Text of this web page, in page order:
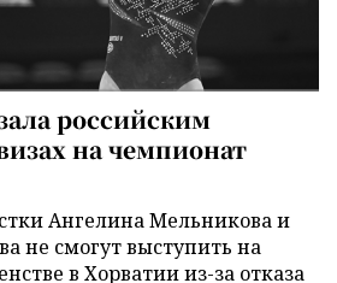
российским
на чемпионат
Ангелина Мельникова и
не смогут выступить на
в Хорватии из-за отказа